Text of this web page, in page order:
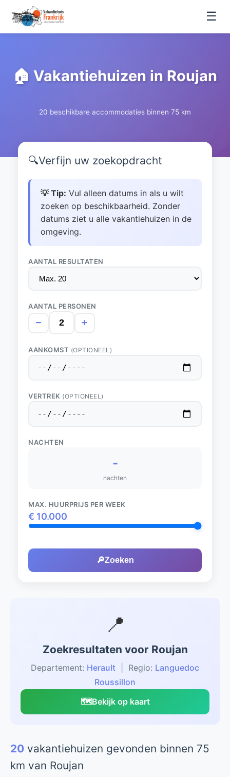
☰
🏠 Vakantiehuizen in Roujan
20 beschikbare accommodaties binnen 75 km
🔍Verfijn uw zoekopdracht
💡 Tip: Vul alleen datums in als u wilt
zoeken op beschikbaarheid. Zonder
datums ziet u alle vakantiehuizen in de
omgeving.
AANTAL RESULTATEN
AANTAL PERSONEN
− +
AANKOMST (OPTIONEEL)
VERTREK (OPTIONEEL)
NACHTEN
-
nachten
MAX. HUURPRIJS PER WEEK
€ 10.000
🔎Zoeken
📍
Zoekresultaten voor Roujan
Departement: Herault | Regio: Languedoc
Roussillon
🗺️Bekijk op kaart
20 vakantiehuizen gevonden binnen 75
km van Roujan